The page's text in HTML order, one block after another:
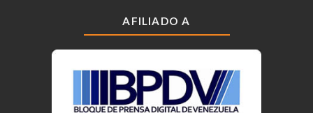
AFILIADO A